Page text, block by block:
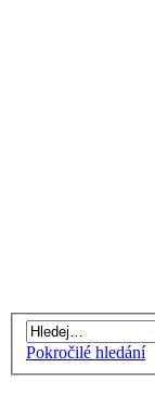
Pokročilé hledání